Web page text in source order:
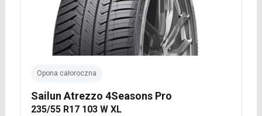
Opona całoroczna
Sailun Atrezzo 4Seasons Pro
235/55 R17 103 W XL